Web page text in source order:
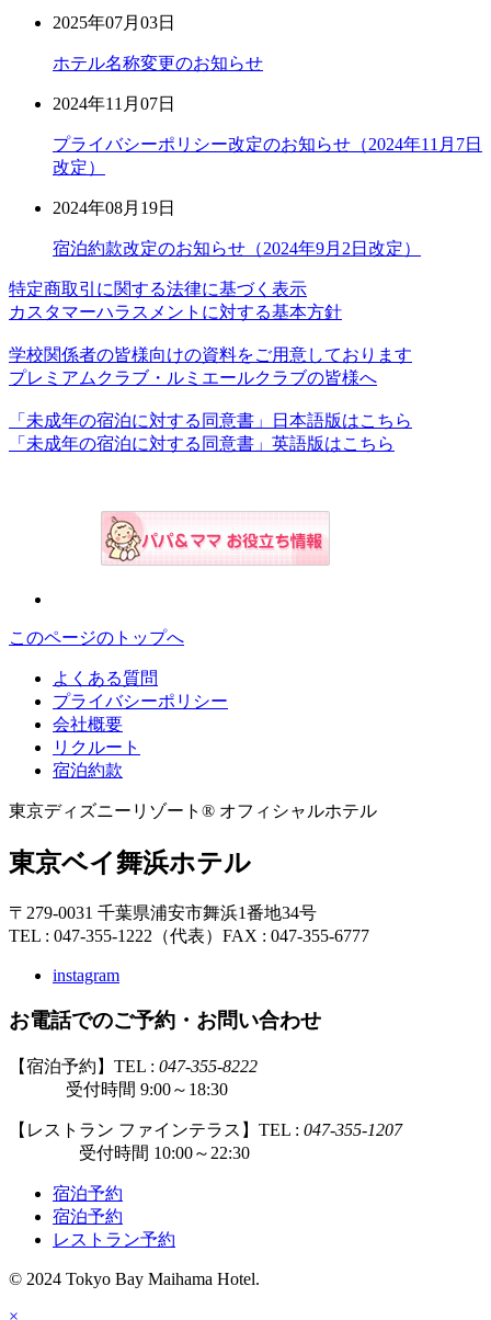
2025年07月03日
ホテル名称変更のお知らせ
2024年11月07日
プライバシーポリシー改定のお知らせ（2024年11月7日
改定）
2024年08月19日
宿泊約款改定のお知らせ（2024年9月2日改定）
特定商取引に関する法律に基づく表示
カスタマーハラスメントに対する基本方針
学校関係者の皆様向けの資料をご用意しております
プレミアムクラブ・ルミエールクラブの皆様へ
「未成年の宿泊に対する同意書」日本語版はこちら
「未成年の宿泊に対する同意書」英語版はこちら
このページのトップへ
よくある質問
プライバシーポリシー
会社概要
リクルート
宿泊約款
東京ディズニーリゾート® オフィシャルホテル
東京ベイ舞浜ホテル
〒279-0031 千葉県浦安市舞浜1番地34号
TEL : 047-355-1222（代表） FAX : 047-355-6777
instagram
お電話でのご予約・お問い合わせ
【宿泊予約】TEL : 047-355-8222
受付時間 9:00～18:30
【レストラン ファインテラス】TEL : 047-355-1207
受付時間 10:00～22:30
宿泊予約
宿泊予約
レストラン予約
© 2024 Tokyo Bay Maihama Hotel.
×